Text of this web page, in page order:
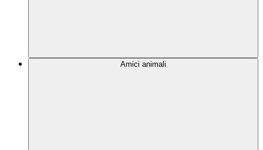
Amici animali